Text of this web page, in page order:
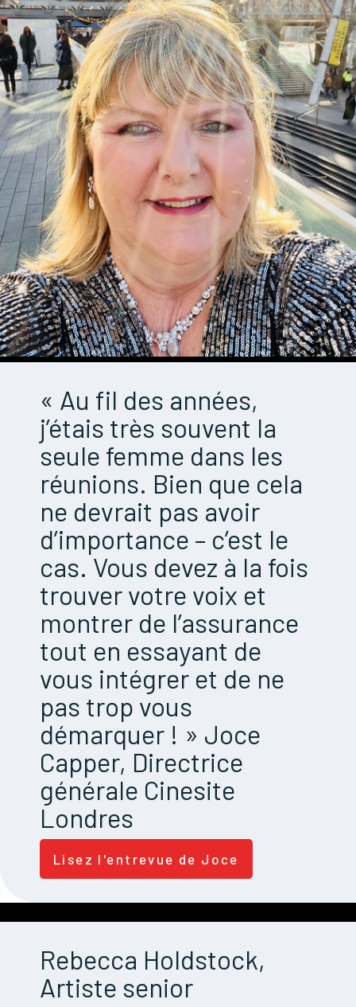
« Au fil des années,
j’étais très souvent la
seule femme dans les
réunions. Bien que cela
ne devrait pas avoir
d’importance – c’est le
cas. Vous devez à la fois
trouver votre voix et
montrer de l’assurance
tout en essayant de
vous intégrer et de ne
pas trop vous
démarquer ! » Joce
Capper, Directrice
générale Cinesite
Londres
Lisez l'entrevue de Joce
Rebecca Holdstock,
Artiste senior